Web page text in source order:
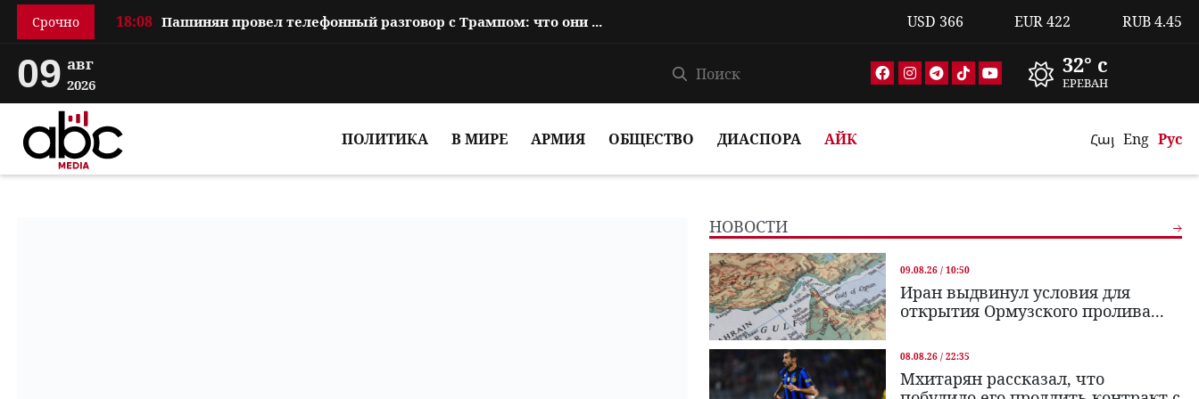
Срочно 18:08 Пашинян провел телефонный разговор с Трампом: что они обсуждали? USD 366 EUR422 RUB4.45
09 авг
2026
32° c
ЕРЕВАН
ПОЛИТИКА В МИРЕ АРМИЯ ОБЩЕСТВО ДИАСПОРА АЙК Հայ Eng Рус
НОВОСТИ
09.08.26 / 10:50
Иран выдвинул условия для
открытия Ормузского пролива...
08.08.26 / 22:35
Мхитарян рассказал, что